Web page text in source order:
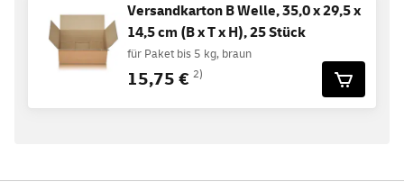
Versandkarton B Welle, 35,0 x 29,5 x
14,5 cm (B x T x H), 25 Stück
für Paket bis 5 kg, braun
15,75 € 2)